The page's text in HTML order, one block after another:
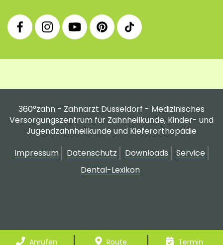
360°
Facebook
Fanpage
360°
Instagram
Praxis
360°
YouTube
Channel
360°
Pinterest
Profil
360°
tiktok
Profil
360°zahn - Zahnarzt Düsseldorf - Medizinisches
Versorgungszentrum für Zahnheilkunde, Kinder- und
Jugendzahnheilkunde und Kieferorthopädie
Impressum
Datenschutz Downloads
Service
Dental-Lexikon
Anrufen Route Termin